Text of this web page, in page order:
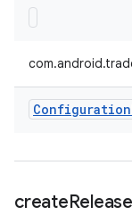
Configuration
createRelease